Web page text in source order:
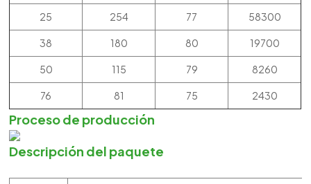
25 254 77 58300
38 180 80 19700
50 115 79 8260
76 81 75 2430
Proceso de producción
Descripción del paquete